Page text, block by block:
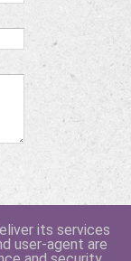
its services
user-agent are